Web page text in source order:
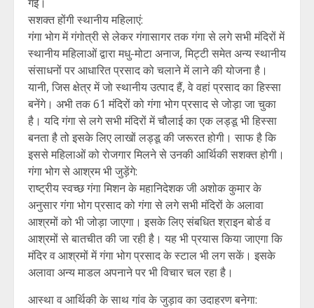
सशक्त होंगी स्थानीय महिलाएं:
गंगा भोग में गंगोत्री से लेकर गंगासागर तक गंगा से लगे सभी मंदिरों में
स्थानीय महिलाओं द्वारा मधु-मोटा अनाज, मिट्टी समेत अन्य स्थानीय
संसाधनों पर आधारित प्रसाद को चलाने में लाने की योजना है।
यानी, जिस क्षेत्र में जो स्थानीय उत्पाद हैं, वे वहां प्रसाद का हिस्सा
बनेंगे। अभी तक 61 मंदिरों को गंगा भोग प्रसाद से जोड़ा जा चुका
है। यदि गंगा से लगे सभी मंदिरों में चौलाई का एक लड्डू भी हिस्सा
बनता है तो इसके लिए लाखों लड्डू की जरूरत होगी। साफ है कि
इससे महिलाओं को रोजगार मिलने से उनकी आर्थिकी सशक्त होगी।
गंगा भोग से आश्रम भी जुड़ेंगे:
राष्ट्रीय स्वच्छ गंगा मिशन के महानिदेशक जी अशोक कुमार के
अनुसार गंगा भोग प्रसाद को गंगा से लगे सभी मंदिरों के अलावा
आश्रमों को भी जोड़ा जाएगा। इसके लिए संबधित श्राइन बोर्ड व
आश्रमों से बातचीत की जा रही है। यह भी प्रयास किया जाएगा कि
मंदिर व आश्रमों में गंगा भोग प्रसाद के स्टाल भी लग सकें। इसके
अलावा अन्य माडल अपनाने पर भी विचार चल रहा है।
आस्था व आर्थिकी के साथ गांव के जुड़ाव का उदाहरण बनेगा: